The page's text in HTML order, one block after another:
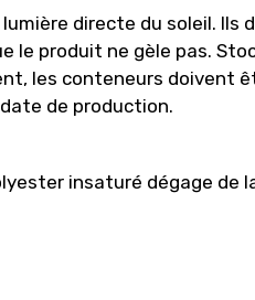
directe du soleil. Ils
le produit ne gèle pas.
les conteneurs doivent
de production.
insaturé dégage de